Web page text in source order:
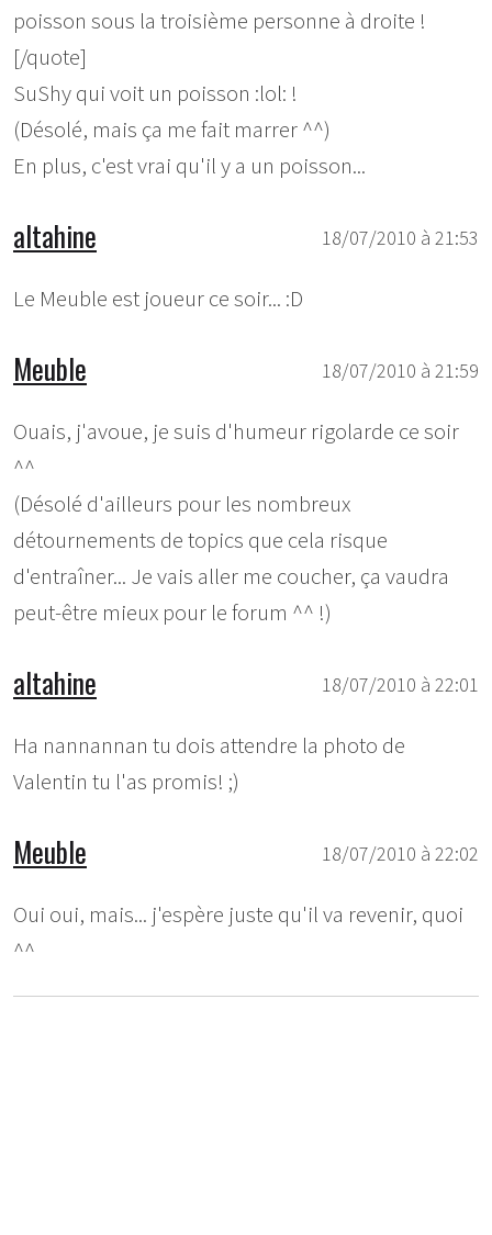
poisson sous la troisième personne à droite !
[/quote]
SuShy qui voit un poisson :lol: !
(Désolé, mais ça me fait marrer ^^)
En plus, c'est vrai qu'il y a un poisson...
18/07/2010 à 21:53
altahine
Le Meuble est joueur ce soir... :D
18/07/2010 à 21:59
Meuble
Ouais, j'avoue, je suis d'humeur rigolarde ce soir
^^
(Désolé d'ailleurs pour les nombreux
détournements de topics que cela risque
d'entraîner... Je vais aller me coucher, ça vaudra
peut-être mieux pour le forum ^^ !)
18/07/2010 à 22:01
altahine
Ha nannannan tu dois attendre la photo de
Valentin tu l'as promis! ;)
18/07/2010 à 22:02
Meuble
Oui oui, mais... j'espère juste qu'il va revenir, quoi
^^